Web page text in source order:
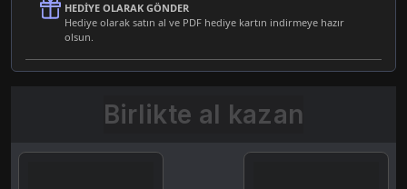
HEDIYE OLARAK GÖNDER
Hediye olarak satın al ve PDF hediye kartın indirmeye hazır
olsun.
Birlikte al kazan